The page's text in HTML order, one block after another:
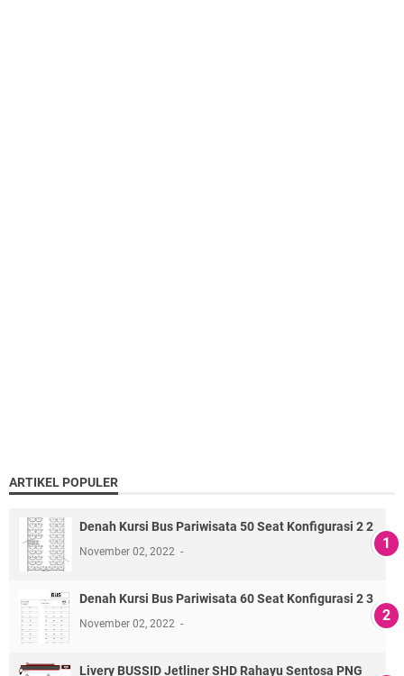
ARTIKEL POPULER
Denah Kursi Bus Pariwisata 50 Seat Konfigurasi 2 2
November 02, 2022
Denah Kursi Bus Pariwisata 60 Seat Konfigurasi 2 3
November 02, 2022
Livery BUSSID Jetliner SHD Rahayu Sentosa PNG